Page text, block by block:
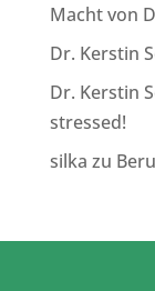
Macht von
Dr. Kerstin
Dr. Kerstin
stressed!
silka zu